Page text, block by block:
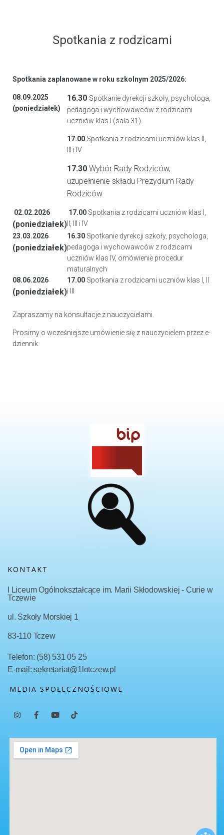
Spotkania z rodzicami
Spotkania zaplanowane w roku szkolnym 2025/2026:
08.09.2025
(poniedziałek)
16.30 Spotkanie dyrekcji szkoły, psychologa,
pedagoga i wychowawców z rodzicami
uczniów klas I (sala 31)
17.00 Spotkania z rodzicami uczniów klas II,
III i IV
17.30 Wybór Rady Rodziców,
uzupełnienie składu Prezydium Rady
Rodziców
02.02.2026
(poniedziałek)
17.00 Spotkania z rodzicami uczniów klas I,
II, III i IV
23.03.2026
(poniedziałek)
16.30 Spotkanie dyrekcji szkoły, psychologa,
pedagoga i wychowawców z rodzicami
uczniów klas IV, omówienie procedur
maturalnych
08.06.2026
(poniedziałek)
17.00 Spotkania z rodzicami uczniów klas I, II
i III
Zapraszamy na konsultacje z nauczycielami.
Prosimy o wcześniejsze umówienie się z nauczycielem przez e-
dziennik
KONTAKT
I Liceum Ogólnokształcące im. Marii Skłodowskiej - Curie w
Tczewie
ul. Szkoły Morskiej 1
83-110 Tczew
Telefon: (58) 531 05 25
E-mail: sekretariat@1lotczew.pl
MEDIA SPOŁECZNOŚCIOWE